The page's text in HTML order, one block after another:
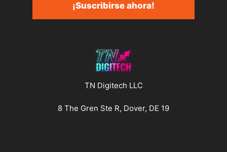
¡Suscribirse ahora!
TN Digitech LLC
8 The Gren Ste R, Dover, DE 19